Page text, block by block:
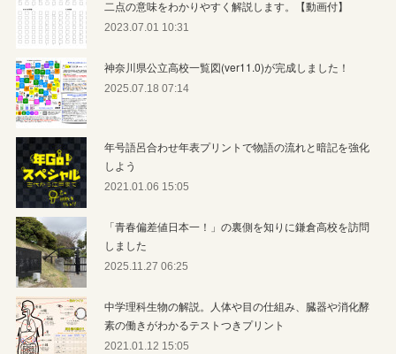
二点の意味をわかりやすく解説します。【動画付】
2023.07.01 10:31
神奈川県公立高校一覧図(ver11.0)が完成しました！
2025.07.18 07:14
年号語呂合わせ年表プリントで物語の流れと暗記を強化
しよう
2021.01.06 15:05
「青春偏差値日本一！」の裏側を知りに鎌倉高校を訪問
しました
2025.11.27 06:25
中学理科生物の解説。人体や目の仕組み、臓器や消化酵
素の働きがわかるテストつきプリント
2021.01.12 15:05